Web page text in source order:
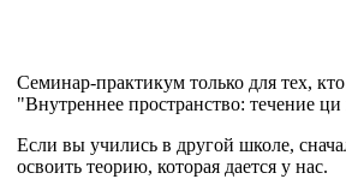
Семинар-практикум только для тех,
"Внутреннее пространство: течение
Если вы учились в другой школе,
освоить теорию, которая дается у нас.